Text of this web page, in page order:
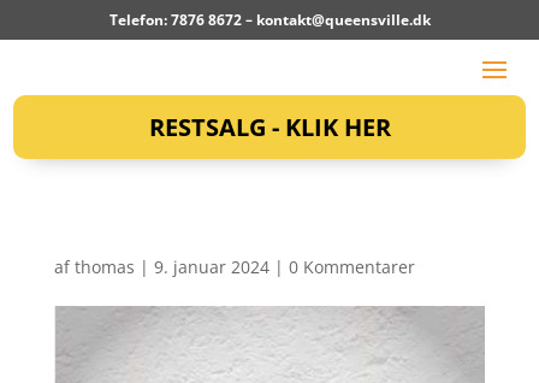
Telefon: 7876 8672 – kontakt@queensville.dk
RESTSALG - KLIK HER
afthomas | 9. januar 2024| 0 Kommentarer